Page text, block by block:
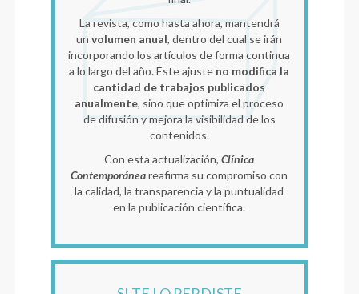
La revista, como hasta ahora, mantendrá
unvolumen anual, dentro del cual se irán
incorporando los artículos de forma continua
a lo largo del año. Este ajuste no modifica la
cantidad de trabajos publicados
anualmente, sino que optimiza el proceso
de difusión y mejora la visibilidad de los
contenidos.
Con esta actualización,Clínica
Contemporáneareafirma su compromiso con
la calidad, la transparencia y la puntualidad
en la publicación científica.